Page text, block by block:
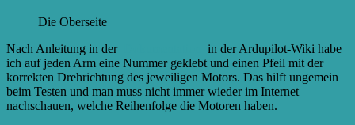
Die Oberseite
Nach Anleitung in der
in der Ardupilot-Wiki habe
ich auf jeden Arm eine Nummer geklebt und einen Pfeil mit der
korrekten Drehrichtung des jeweiligen Motors. Das hilft ungemein
beim Testen und man muss nicht immer wieder im Internet
nachschauen, welche Reihenfolge die Motoren haben.